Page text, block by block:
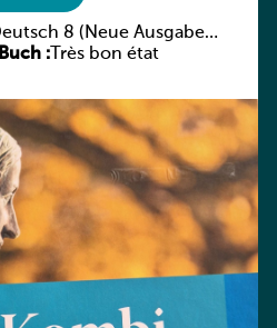
8 (Neue Ausgabe
:Très bon état